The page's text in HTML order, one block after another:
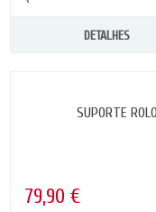
DETALHES
SUPORTE
79,90 €